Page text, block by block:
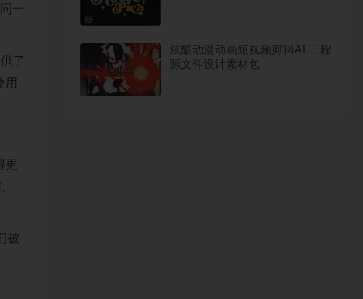
一
了
用
更
、
被
炫酷动漫动画短视频剪辑AE工程
源文件设计素材包